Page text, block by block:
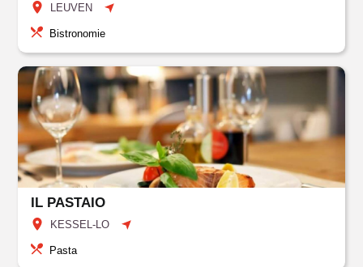
LEUVEN
Bistronomie
IL PASTAIO
KESSEL-LO
Pasta